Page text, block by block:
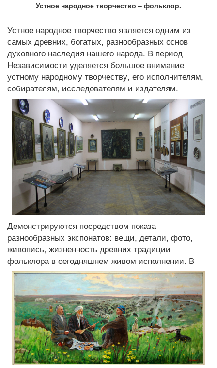
Устное народное творчество – фольклор.
Устное народное творчество является одним из
самых древних, богатых, разнообразных основ
духовного наследия нашего народа. В период
Независимости уделяется большое внимание
устному народному творчеству, его исполнителям,
собирателям, исследователям и издателям.
Демонстрируются посредством показа
разнообразных экспонатов: вещи, детали, фото,
живопись, жизненность древних традиции
фольклора в сегодняшнем живом исполнении. В